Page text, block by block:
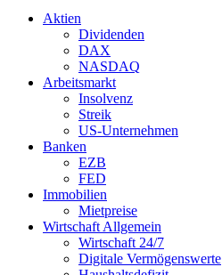
Aktien
Dividenden
DAX
NASDAQ
Arbeitsmarkt
Insolvenz
Streik
US-Unternehmen
Banken
EZB
FED
Immobilien
Mietpreise
Wirtschaft Allgemein
Wirtschaft 24/7
Digitale Vermögenswerte